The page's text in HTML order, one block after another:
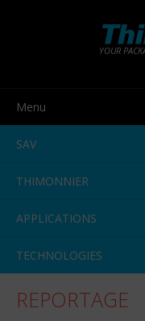
YOUR
Menu
SAV
THIMONNIER
APPLICATIONS
TECHNOLOGIES
REPORTAGE